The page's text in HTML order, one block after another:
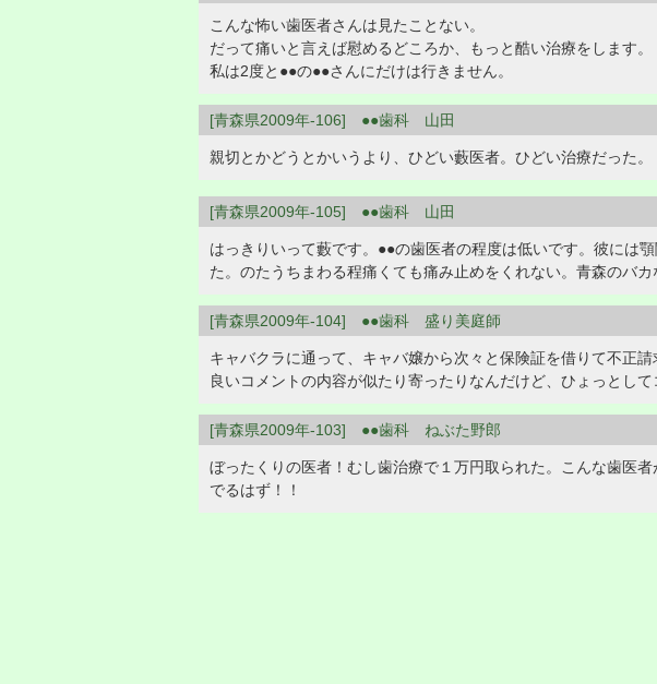
こんな怖い歯医者さんは見たことない。
だって痛いと言えば慰めるどころか、もっと酷い治療をします。
私は2度と●●の●●さんにだけは行きません。
[青森県2009年-106] ●●歯科 山田
親切とかどうとかいうより、ひどい藪医者。ひどい治療だった。
[青森県2009年-105] ●●歯科 山田
はっきりいって藪です。●●の歯医者の程度は低いです。彼には
た。のたうちまわる程痛くても痛み止めをくれない。青森のバ
[青森県2009年-104] ●●歯科 盛り美庭師
キャバクラに通って、キャバ嬢から次々と保険証を借りて不正請
良いコメントの内容が似たり寄ったりなんだけど、ひょっとし
[青森県2009年-103] ●●歯科 ねぶた野郎
ぼったくりの医者！むし歯治療で１万円取られた。こんな歯医
でるはず！！